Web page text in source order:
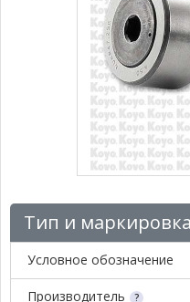
Тип и маркировка
Условное обозначение
Производитель